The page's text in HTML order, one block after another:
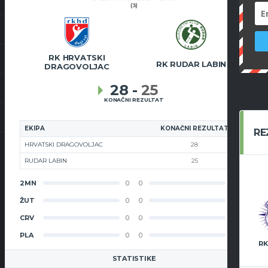
(3)
RK HRVATSKI
DRAGOVOLJAC
RK RUDAR LABIN
28 - 25
KONAČNI REZULTAT
EKIPA KONAČNI REZULTAT
HRVATSKI DRAGOVOLJAC 28
RUDAR LABIN 25
2MN 0
ŽUT 0
CRV 0
PLA 0
0
0
0
0
STATISTIKE